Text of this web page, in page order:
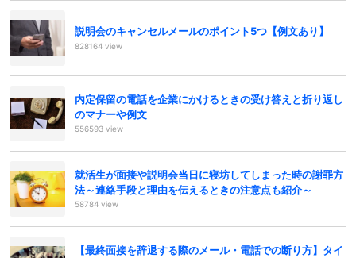
説明会のキャンセルメールのポイント5つ【例文あり】
828164 view
内定保留の電話を企業にかけるときの受け答えと折り返し
のマナーや例文
556593 view
就活生が面接や説明会当日に寝坊してしまった時の謝罪方
法～連絡手段と理由を伝えるときの注意点も紹介～
58784 view
【最終面接を辞退する際のメール・電話での断り方】タイ